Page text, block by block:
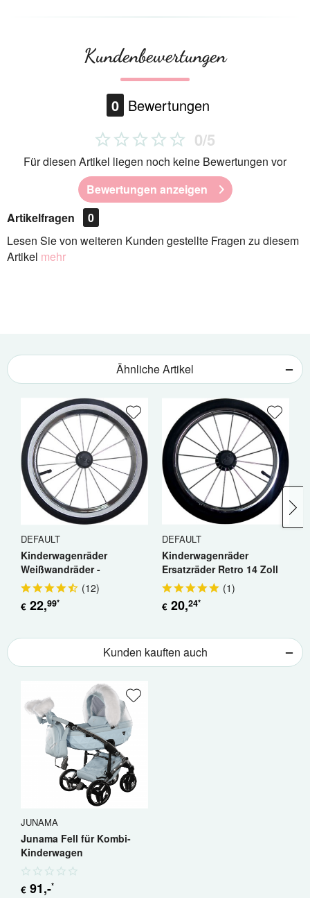
Kundenbewertungen
0 Bewertungen
0/5
Für diesen Artikel liegen noch keine Bewertungen vor
Bewertungen anzeigen
Artikelfragen
0
Lesen Sie von weiteren Kunden gestellte Fragen zu diesem
Artikel mehr
Ähnliche Artikel
DEFAULT
Kinderwagenräder
Weißwandräder -
Ersatzräder 14 Zoll Retro
(12)
€ 22,99*
DEFAULT
Kinderwagenräder
Ersatzräder Retro 14 Zoll
(1)
€ 20,24*
Kunden kauften auch
JUNAMA
Junama Fell für Kombi-
Kinderwagen
€ 91,-*